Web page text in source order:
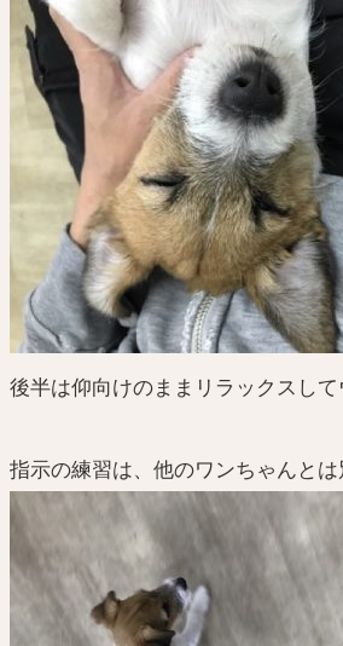
後半は仰向けのままリラックスし
指示の練習は、他のワンちゃんと